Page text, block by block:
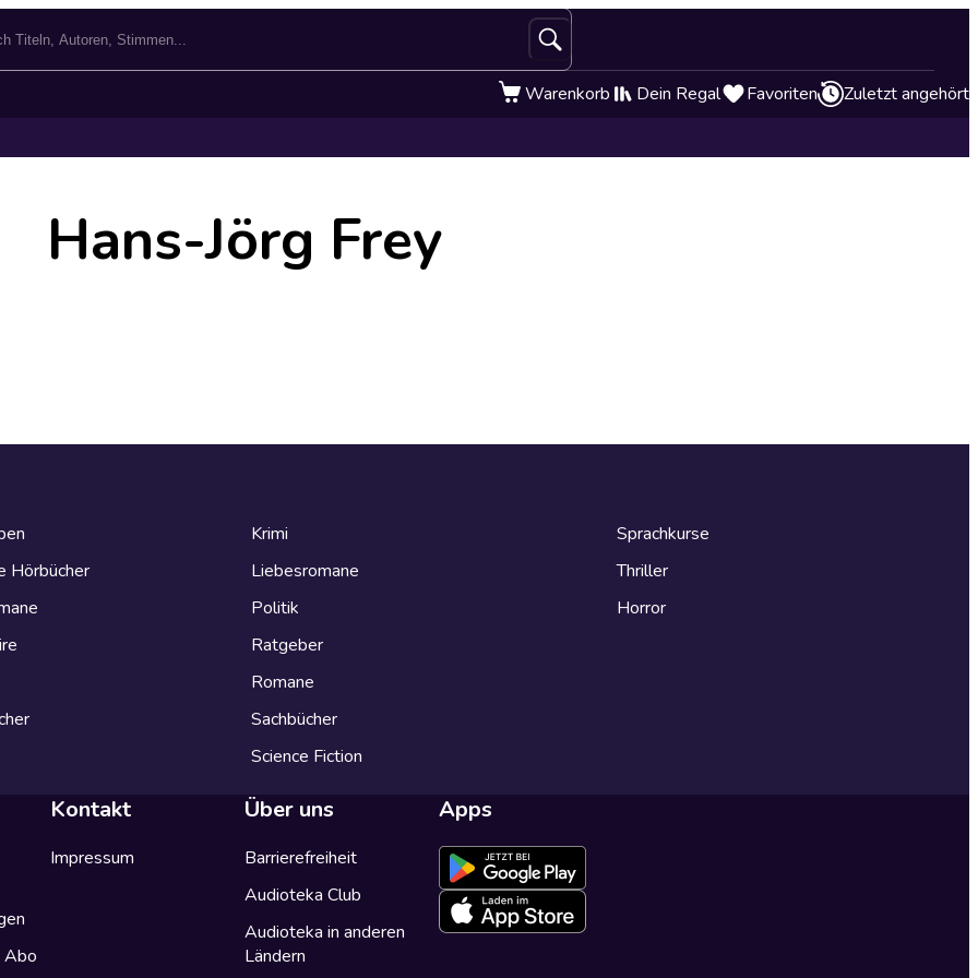
Warenkorb Dein Regal Favoriten Zuletzt angehört
Hans-Jörg Frey
Hörbücher
Krimi
Liebesromane
Politik
Ratgeber
Romane
Sachbücher
Science Fiction
Sprachkurse
Thriller
Horror
Abo
Kontakt
Impressum
Über uns
Barrierefreiheit
Audioteka Club
Audioteka in anderen
Ländern
Apps